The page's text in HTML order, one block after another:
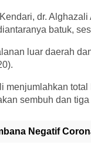
dr.
batuk,
luar daerah
menjumlahkan
sembuh dan
Negatif